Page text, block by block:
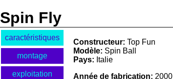
Spin Fly
caractéristiques
montage
exploitation
Constructeur: Top Fun
Modèle: Spin Ball
Pays: Italie
Année de fabrication: 2000